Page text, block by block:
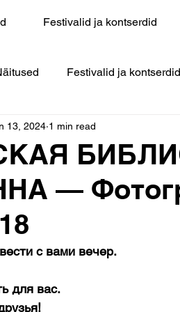
Festivalid ja kontserdid
Festivalid ja kontserdid
—
13, 2024 1 min read
с вами вечер.
для вас.